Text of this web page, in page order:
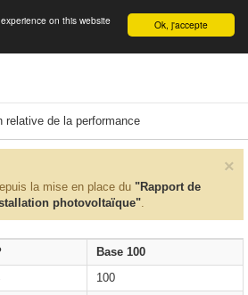
English Ok, j'accepte
on this website
relative de la performance
×
la mise en place du "Rapport de
photovoltaïque".
Base 100
100